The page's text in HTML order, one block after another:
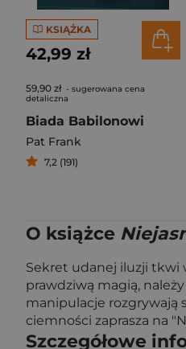
KSIĄŻKA
42,99 zł
59,90 zł - sugerowana cena
detaliczna
Biada Babilonowi
Pat Frank
7,2 (191)
O książce
Sekret udanej iluzji tkwi
prawdziwą magią,
manipulacje rozgrywają
ciemności zaprasza na
Szczegółowe